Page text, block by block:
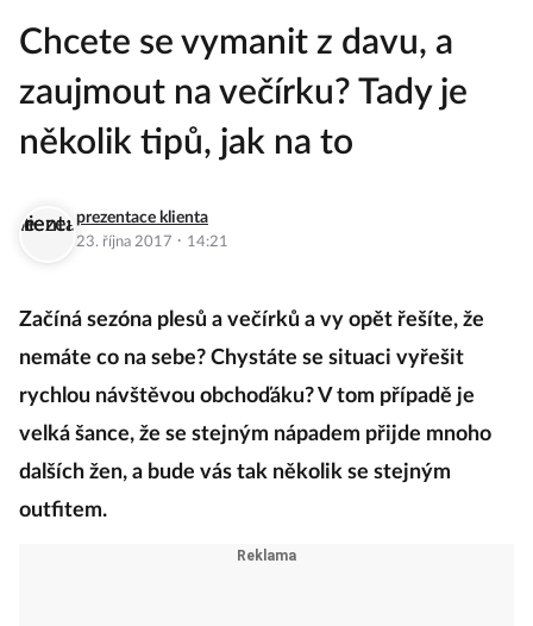
Chcete se vymanit z davu, a
zaujmout na večírku? Tady je
několik tipů, jak na to
prezentace klienta
23. října 2017 · 14:21
Začíná sezóna plesů a večírků a vy opět řešíte, že
nemáte co na sebe? Chystáte se situaci vyřešit
rychlou návštěvou obchoďáku? V tom případě je
velká šance, že se stejným nápadem přijde mnoho
dalších žen, a bude vás tak několik se stejným
outfitem.